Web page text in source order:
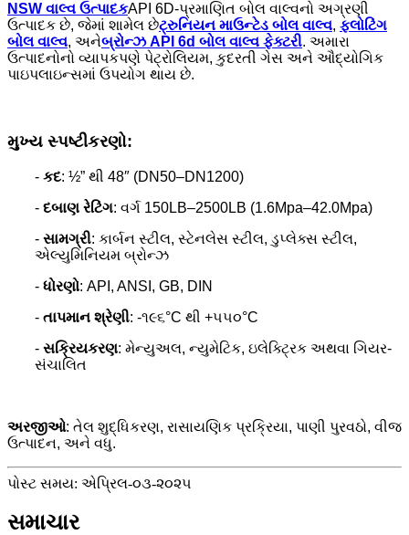
NSW વાલ્વ ઉત્પાદકAPI 6D-પ્રમાણિત બોલ વાલ્વનો અગ્રણી
ઉત્પાદક છે, જેમાં શામેલ છેટ્રુનિયન માઉન્ટેડ બોલ વાલ્વ, ફ્લોટિંગ
બોલ વાલ્વ, અનેબ્રોન્ઝ API 6d બોલ વાલ્વ ફેક્ટરી. અમારા
ઉત્પાદનોનો વ્યાપકપણે પેટ્રોલિયમ, કુદરતી ગેસ અને ઔદ્યોગિક
પાઇપલાઇન્સમાં ઉપયોગ થાય છે.
મુખ્ય સ્પષ્ટીકરણો:
- કદ: ½” થી 48″ (DN50–DN1200)
- દબાણ રેટિંગ: વર્ગ 150LB–2500LB (1.6Mpa–42.0Mpa)
- સામગ્રી: કાર્બન સ્ટીલ, સ્ટેનલેસ સ્ટીલ, ડુપ્લેક્સ સ્ટીલ,
એલ્યુમિનિયમ બ્રોન્ઝ
- ધોરણો: API, ANSI, GB, DIN
- તાપમાન શ્રેણી: -૧૯૬°C થી +૫૫૦°C
- સક્રિયકરણ: મેન્યુઅલ, ન્યુમેટિક, ઇલેક્ટ્રિક અથવા ગિયર-
સંચાલિત
અરજીઓ: તેલ શુદ્ધિકરણ, રાસાયણિક પ્રક્રિયા, પાણી પુરવઠો, વીજ
ઉત્પાદન, અને વધુ.
પોસ્ટ સમય: એપ્રિલ-૦૩-૨૦૨૫
સમાચાર